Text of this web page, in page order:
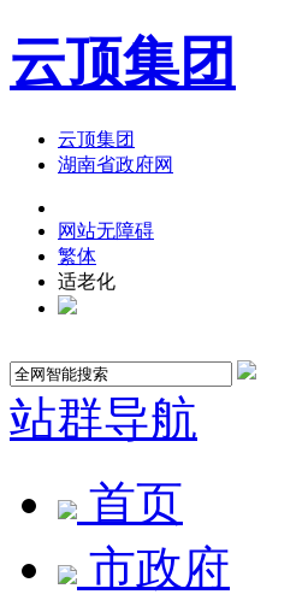
云顶集团
云顶集团
湖南省政府网
网站无障碍
繁体
适老化
站群导航
首页
市政府